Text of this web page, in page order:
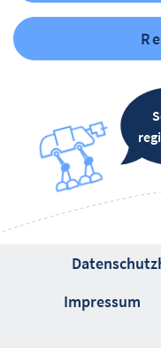
Impressum